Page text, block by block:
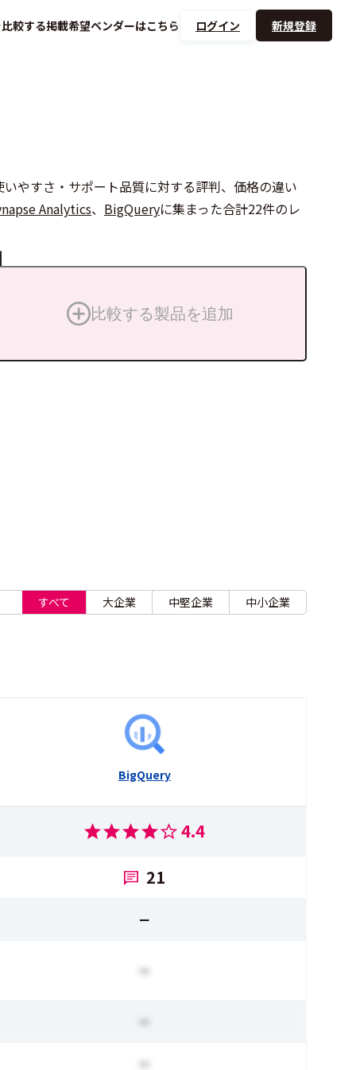
比較する掲載希望ベンダーはこちら ログイン 新規登録
やすさ・サポート品質に対する評判、価格の違い
Analytics、 BigQueryに集まった合計22件のレ
比較する製品を追加
すべて 大企業 中堅企業 中小企業
BigQuery
4.4
21
ー
ー
ー
ー